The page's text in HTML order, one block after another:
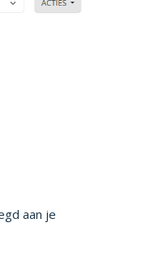
aan je